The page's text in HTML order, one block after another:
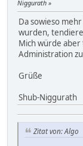
Niggurath
Da sowieso
wurden,
Mich würde
Administration
Grüße
Shub-Niggurath
Zitat von: Algo